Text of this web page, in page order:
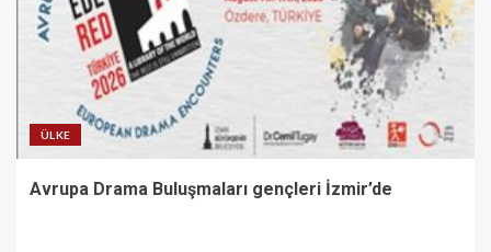
ÜLKE
Avrupa Drama Buluşmaları gençleri İzmir’de